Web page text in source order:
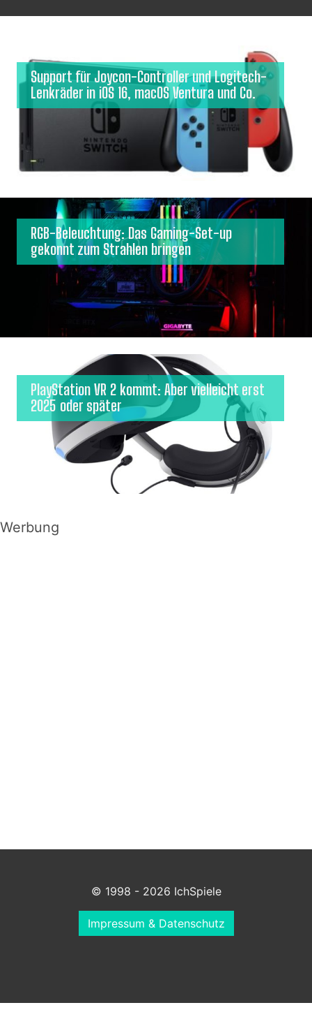
Support für Joycon-Controller und Logitech-
Lenkräder in iOS 16, macOS Ventura und Co.
RGB-Beleuchtung: Das Gaming-Set-up
gekonnt zum Strahlen bringen
PlayStation VR 2 kommt: Aber vielleicht erst
2025 oder später
Werbung
© 1998 - 2026 IchSpiele
Impressum & Datenschutz